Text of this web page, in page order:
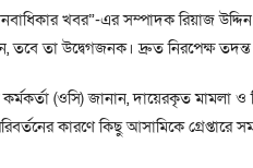
খবর”-এর সম্পাদক রিয়াজ
তবে তা উদ্বেগজনক। দ্রুত নিরপেক্ষ
কর্মকর্তা (ওসি) জানান, দায়েরকৃত মামলা
কারণে কিছু আসামিকে